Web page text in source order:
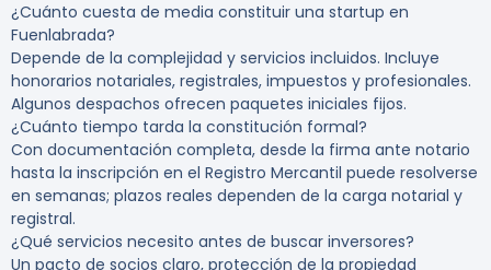
¿Cuánto cuesta de media constituir una startup en
Fuenlabrada?
Depende de la complejidad y servicios incluidos. Incluye
honorarios notariales, registrales, impuestos y profesionales.
Algunos despachos ofrecen paquetes iniciales fijos.
¿Cuánto tiempo tarda la constitución formal?
Con documentación completa, desde la firma ante notario
hasta la inscripción en el Registro Mercantil puede resolverse
en semanas; plazos reales dependen de la carga notarial y
registral.
¿Qué servicios necesito antes de buscar inversores?
Un pacto de socios claro, protección de la propiedad